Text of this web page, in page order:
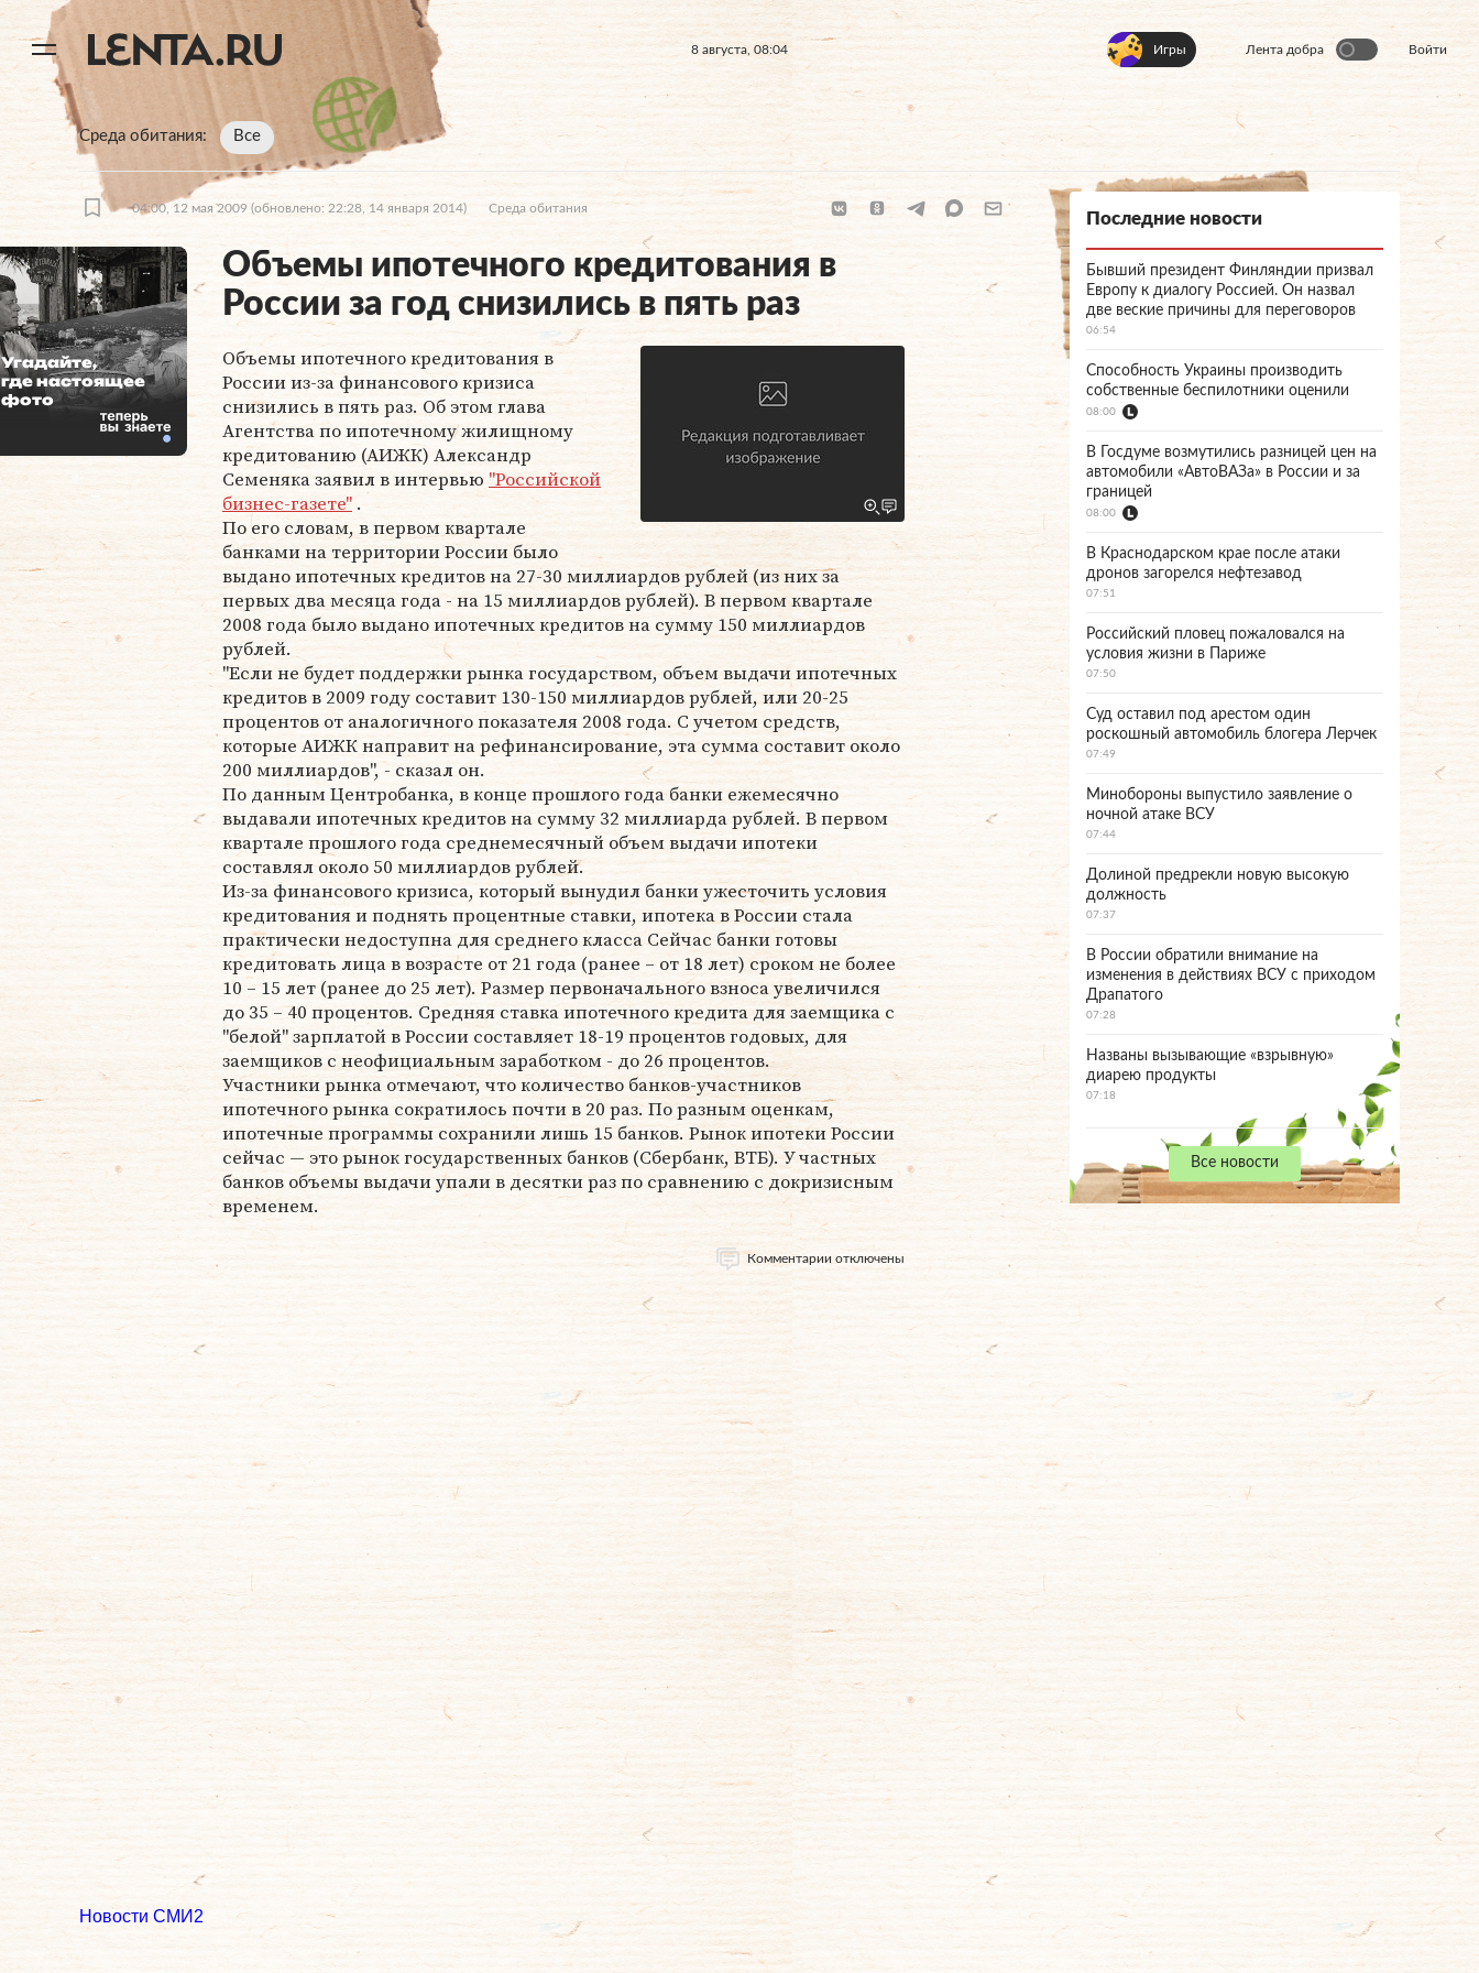
8 августа, 08:04 Игры Лента добра Войти
Среда обитания Все
04:00, 12 мая 2009 (обновлено: 22:28, 14 января 2014) Среда обитания
Объемы ипотечного кредитования в
России за год снизились в пять раз
Объемы ипотечного кредитования в
России из-за финансового кризиса
снизились в пять раз. Об этом глава
Агентства по ипотечному жилищному
кредитованию (АИЖК) Александр
Семеняка заявил в интервью "Российской
бизнес-газете" .
По его словам, в первом квартале
банками на территории России было
выдано ипотечных кредитов на 27-30 миллиардов рублей (из них за
первых два месяца года - на 15 миллиардов рублей). В первом квартале
2008 года было выдано ипотечных кредитов на сумму 150 миллиардов
рублей.
"Если не будет поддержки рынка государством, объем выдачи ипотечных
кредитов в 2009 году составит 130-150 миллиардов рублей, или 20-25
процентов от аналогичного показателя 2008 года. С учетом средств,
которые АИЖК направит на рефинансирование, эта сумма составит около
200 миллиардов", - сказал он.
По данным Центробанка, в конце прошлого года банки ежемесячно
выдавали ипотечных кредитов на сумму 32 миллиарда рублей. В первом
квартале прошлого года среднемесячный объем выдачи ипотеки
составлял около 50 миллиардов рублей.
Из-за финансового кризиса, который вынудил банки ужесточить условия
кредитования и поднять процентные ставки, ипотека в России стала
практически недоступна для среднего класса Сейчас банки готовы
кредитовать лица в возрасте от 21 года (ранее – от 18 лет) сроком не более
10 – 15 лет (ранее до 25 лет). Размер первоначального взноса увеличился
до 35 – 40 процентов. Средняя ставка ипотечного кредита для заемщика с
"белой" зарплатой в России составляет 18-19 процентов годовых, для
заемщиков с неофициальным заработком - до 26 процентов.
Участники рынка отмечают, что количество банков-участников
ипотечного рынка сократилось почти в 20 раз. По разным оценкам,
ипотечные программы сохранили лишь 15 банков. Рынок ипотеки России
сейчас — это рынок государственных банков (Сбербанк, ВТБ). У частных
банков объемы выдачи упали в десятки раз по сравнению с докризисным
временем.
Комментарии отключены
Угадайте,
где настоящее
фото
Последние новости
Бывший президент Финляндии призвал
Европу к диалогу Россией. Он назвал
две веские причины для переговоров
06:54
Способность Украины производить
собственные беспилотники оценили
08:00
В Госдуме возмутились разницей цен на
автомобили «АвтоВАЗа» в России и за
границей
08:00
В Краснодарском крае после атаки
дронов загорелся нефтезавод
07:51
Российский пловец пожаловался на
условия жизни в Париже
07:50
Суд оставил под арестом один
роскошный автомобиль блогера Лерчек
07:49
Минобороны выпустило заявление о
ночной атаке ВСУ
07:44
Долиной предрекли новую высокую
должность
07:37
В России обратили внимание на
изменения в действиях ВСУ с приходом
Драпатого
07:28
Названы вызывающие «взрывную»
диарею продукты
07:18
Все новости
Новости СМИ2